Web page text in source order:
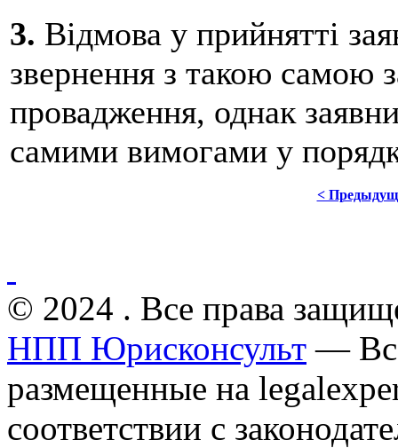
3. Відмова у прийнятті
звернення з такою самою
провадження, однак
самими вимогами у
<
© 2024 . Все права
НПП Юрисконсульт —
размещенные на
соответствии с